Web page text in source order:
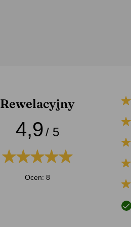
Rewelacyjny
4,9/ 5
Ocen: 8